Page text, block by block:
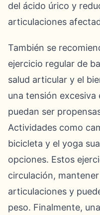
del ácido úrico y
articulaciones
También se
ejercicio regular de
salud articular y el
una tensión excesiva
puedan ser
Actividades como
bicicleta y el yoga
opciones. Estos
circulación,
articulaciones y
peso. Finalmente,